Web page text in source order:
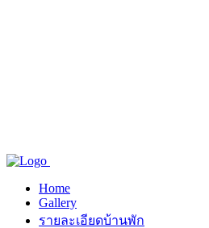
Home
Gallery
รายละเอียดบ้านพัก